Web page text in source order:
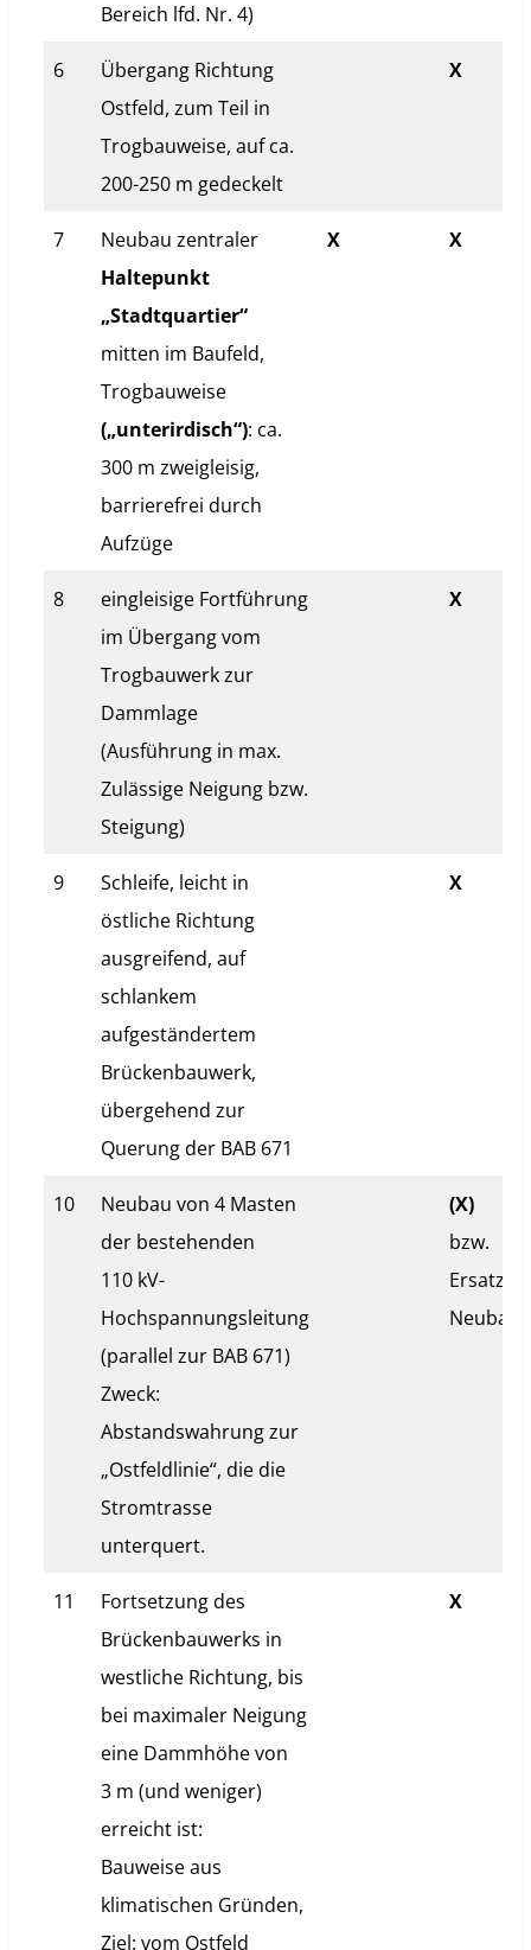
Bereich lfd. Nr. 4)
6
Übergang Richtung
Ostfeld, zum Teil in
Trogbauweise, auf ca.
200-250 m gedeckelt
X
7
Neubau zentraler
Haltepunkt
„Stadtquartier“
mitten im Baufeld,
Trogbauweise
(„unterirdisch“): ca.
300 m zweigleisig,
barrierefrei durch
Aufzüge
X X
8
eingleisige Fortführung
im Übergang vom
Trogbauwerk zur
Dammlage
(Ausführung in max.
Zulässige Neigung bzw.
Steigung)
X
9
Schleife, leicht in
östliche Richtung
ausgreifend, auf
schlankem
aufgeständertem
Brückenbauwerk,
übergehend zur
Querung der BAB 671
X
10
Neubau von 4 Masten
der bestehenden
110 kV-
Hochspannungsleitung
(parallel zur BAB 671)
Zweck:
Abstandswahrung zur
„Ostfeldlinie“, die die
Stromtrasse
unterquert.
(X)
bzw.
Ersatz-
Neubau
11
Fortsetzung des
Brückenbauwerks in
westliche Richtung, bis
bei maximaler Neigung
eine Dammhöhe von
3 m (und weniger)
erreicht ist:
Bauweise aus
klimatischen Gründen,
Ziel: vom Ostfeld
X